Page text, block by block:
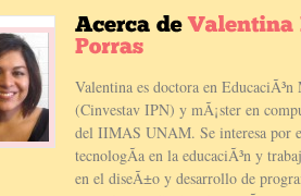
Valentina es doctora en EducaciÃ³n
(Cinvestav IPN) y mÃ¡ster en
del IIMAS UNAM. Se interesa por
tecnologÃ­a en la educaciÃ³n y
en el diseÃ±o y desarrollo de